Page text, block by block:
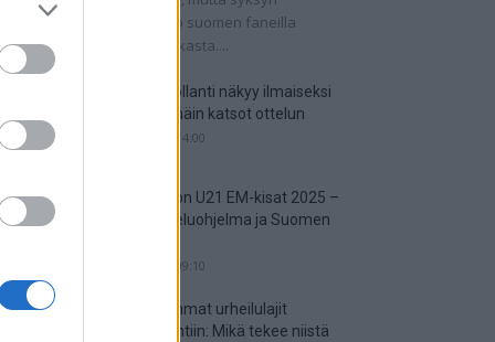
kertovat, onko suomen faneilla
unelmoida kisapaikasta....
Suomi-Hollanti näkyy ilmaiseksi
TV:stä – näin katsot ottelun
06.06.2025 14:00
Jalkapallon U21 EM-kisat 2025 –
tässä otteluohjelma ja Suomen
18.05.2025 09:10
Suosituimmat urheilulajit
vedonlyöntiin: Mikä tekee niistä